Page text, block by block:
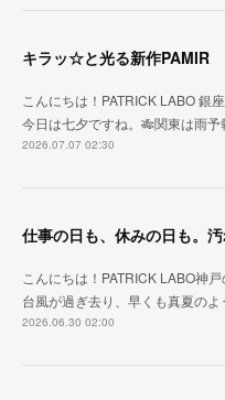
キラッ☆と光る新作PAMIR
こんにちは！PATRICK LABO 銀
今日は七夕ですね。🎋関東は雨
2026.07.07 02:30
こんにちは！PATRICK LABO神戸
台風が過ぎ去り、早くも真夏の
2026.06.30 02:00